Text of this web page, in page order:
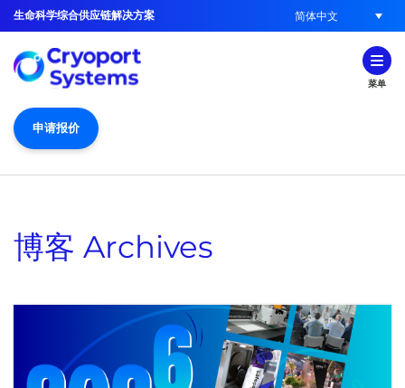
生命科学综合供应链解决方案 简体中文
菜单
申请报价
博客 Archives